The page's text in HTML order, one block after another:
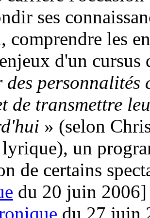
ses
comprendre les
d'un cursus
des personnalités
de transmettre
» (selon
un
de certains
du 20 juin
du 27 juin